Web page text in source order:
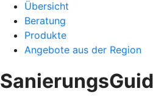
Übersicht
Beratung
Produkte
Angebote aus der Region